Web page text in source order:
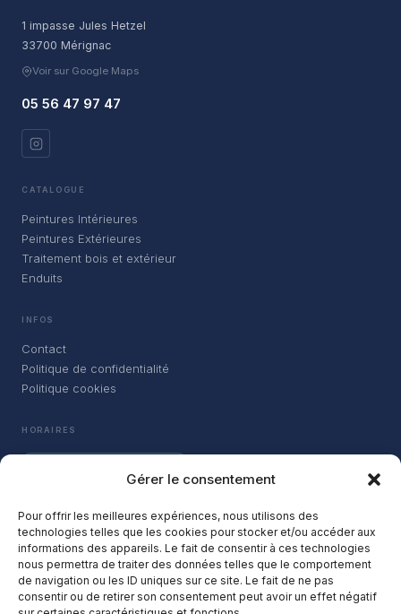
Gérer le consentement
Pour offrir les meilleures expériences, nous utilisons des
technologies telles que les cookies pour stocker et/ou accéder aux
informations des appareils. Le fait de consentir à ces technologies
nous permettra de traiter des données telles que le comportement
de navigation ou les ID uniques sur ce site. Le fait de ne pas
consentir ou de retirer son consentement peut avoir un effet négatif
1 impasse Jules Hetzel
33700 Mérignac
Voir sur Google Maps
05 56 47 97 47
CATALOGUE
Peintures Intérieures
Peintures Extérieures
Traitement bois et extérieur
Enduits
INFOS
Contact
Politique de confidentialité
Politique cookies
HORAIRES
Mardi
08:00 – 18:30
Mercredi
08:00 – 18:30
Jeudi
08:00 – 18:30